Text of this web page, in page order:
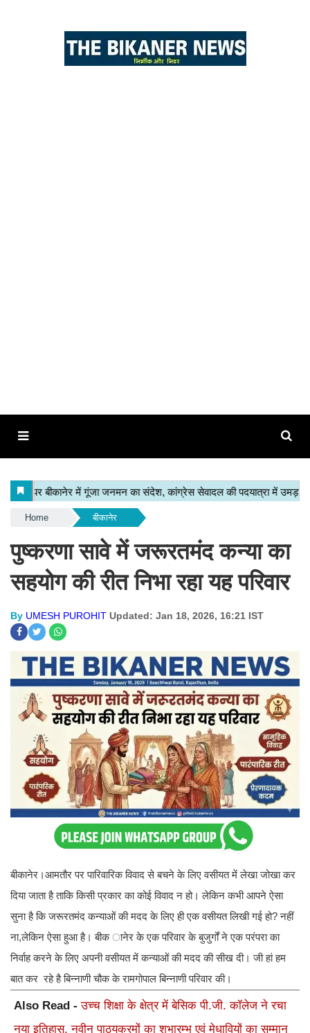
Home बीकानेर
पुष्करणा सावे में जरूरतमंद कन्या का
सहयोग की रीत निभा रहा यह परिवार
By UMESH PUROHIT Updated: Jan 18, 2026, 16:21 IST
बीकानेर।आमतौर पर पारिवारिक विवाद से बचने के लिए वसीयत में लेखा जोखा कर
दिया जाता है ताकि किसी प्रकार का कोई विवाद न हो। लेकिन कभी आपने ऐसा
सुना है कि जरूरतमंद कन्याओं की मदद के लिए ही एक वसीयत लिखी गई हो? नहीं
ना,लेकिन ऐसा हुआ है। बीक ानेर के एक परिवार के बुजुर्गों ने एक परंपरा का
निर्वाह करने के लिए अपनी वसीयत में कन्याओं की मदद की सीख दी। जी हां हम
बात कर रहे है बिन्नाणी चौक के रामगोपाल बिन्नाणी परिवार की।
Also Read -उच्च शिक्षा के क्षेत्र में बेसिक पी.जी. कॉलेज ने रचा
नया इतिहास, नवीन पाठ्यक्रमों का शुभारम्भ एवं मेधावियों का सम्मान